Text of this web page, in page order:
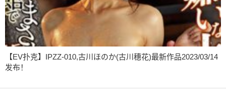
【EV扑克】IPZZ-010,古川ほのか(古川穗花)最新作品2023/03/14
发布！